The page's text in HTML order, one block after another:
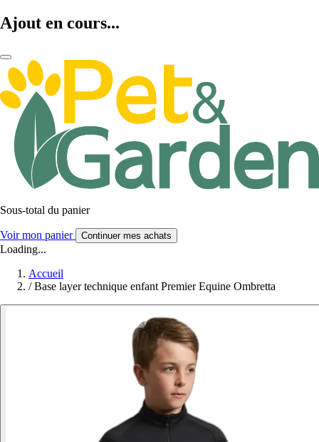
Ajout en cours...
Sous-total du panier
Voir mon panier Continuer mes achats
Loading...
Accueil
/ Base layer technique enfant Premier Equine Ombretta